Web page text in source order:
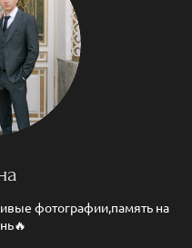
фотографии,память на